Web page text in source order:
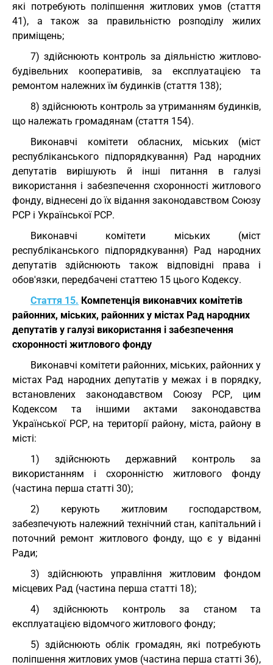
які потребують поліпшення житлових умов (стаття
41), а також за правильністю розподілу жилих
приміщень;
7) здійснюють контроль за діяльністю житлово-
будівельних кооперативів, за експлуатацією та
ремонтом належних їм будинків (стаття 138);
8) здійснюють контроль за утриманням будинків,
що належать громадянам (стаття 154).
Виконавчі комітети обласних, міських (міст
республіканського підпорядкування) Рад народних
депутатів вирішують й інші питання в галузі
використання і забезпечення схоронності житлового
фонду, віднесені до їх відання законодавством Союзу
РСР і Української РСР.
Виконавчі комітети міських (міст
республіканського підпорядкування) Рад народних
депутатів здійснюють також відповідні права і
обов'язки, передбачені статтею 15 цього Кодексу.
Стаття 15. Компетенція виконавчих комітетів
районних, міських, районних у містах Рад народних
депутатів у галузі використання і забезпечення
схоронності житлового фонду
Виконавчі комітети районних, міських, районних у
містах Рад народних депутатів у межах і в порядку,
встановлених законодавством Союзу РСР, цим
Кодексом та іншими актами законодавства
Української РСР, на території району, міста, району в
місті:
1) здійснюють державний контроль за
використанням і схоронністю житлового фонду
(частина перша статті 30);
2) керують житловим господарством,
забезпечують належний технічний стан, капітальний і
поточний ремонт житлового фонду, що є у віданні
Ради;
3) здійснюють управління житловим фондом
місцевих Рад (частина перша статті 18);
4) здійснюють контроль за станом та
експлуатацією відомчого житлового фонду;
5) здійснюють облік громадян, які потребують
поліпшення житлових умов (частина перша статті 36),